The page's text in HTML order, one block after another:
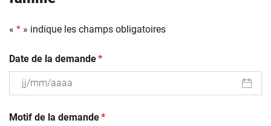
« * » indique les champs obligatoires
Date de la demande(obligatoire)
*
slash
Motif de la demande(obligatoire)
*